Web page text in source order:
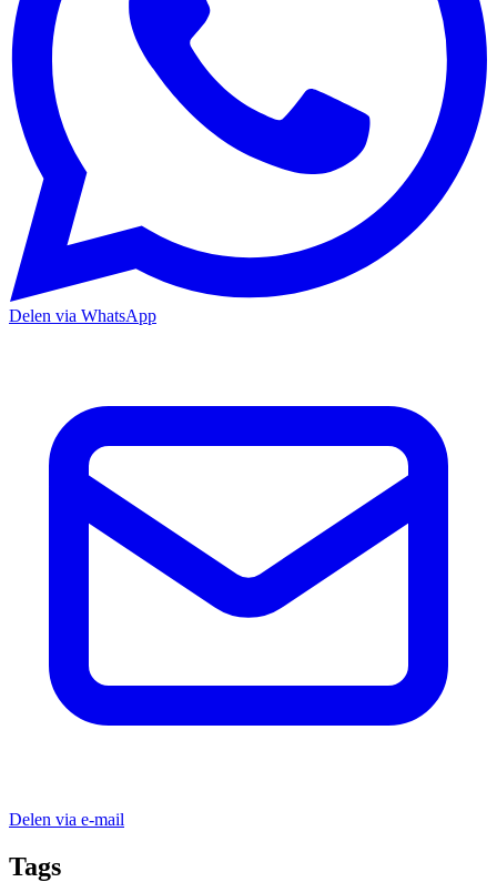
Delen via WhatsApp
Delen via e-mail
Tags